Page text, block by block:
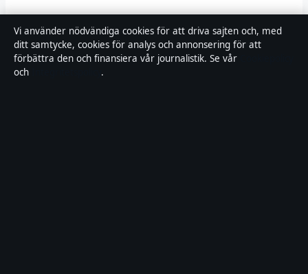
© 2026 Landsortstidningen
Landsortstidningen
Film, tv och nöjesnyheter med småstadsperspektiv — från premiärer
Vi använder nödvändiga cookies för att driva sajten och, med
ditt samtycke, cookies för analys och annonsering för att
förbättra den och finansiera vår journalistik. Se vår
och
.